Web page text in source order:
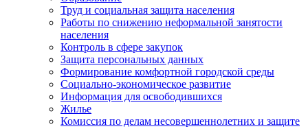
Труд и социальная защита населения
Работы по снижению неформальной занятости
населения
Контроль в сфере закупок
Защита персональных данных
Формирование комфортной городской среды
Социально-экономическое развитие
Информация для освободившихся
Жилье
Комиссия по делам несовершеннолетних и защите